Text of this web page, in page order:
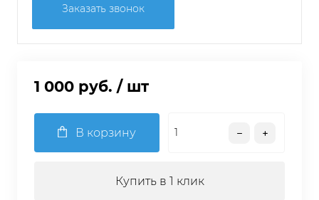
Заказать звонок
1 000 руб. / шт
В корзину
Купить в 1 клик